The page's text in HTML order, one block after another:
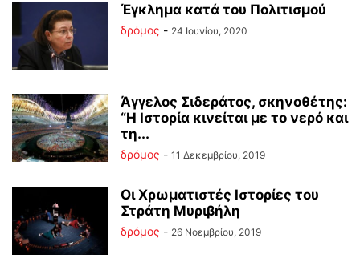
Έγκλημα κατά του Πολιτισμού
δρόμος - 24 Ιουνίου, 2020
Άγγελος Σιδεράτος, σκηνοθέτης:
“Η Ιστορία κινείται με το νερό και
τη...
δρόμος - 11 Δεκεμβρίου, 2019
Οι Χρωματιστές Ιστορίες του
Στράτη Μυριβήλη
δρόμος - 26 Νοεμβρίου, 2019